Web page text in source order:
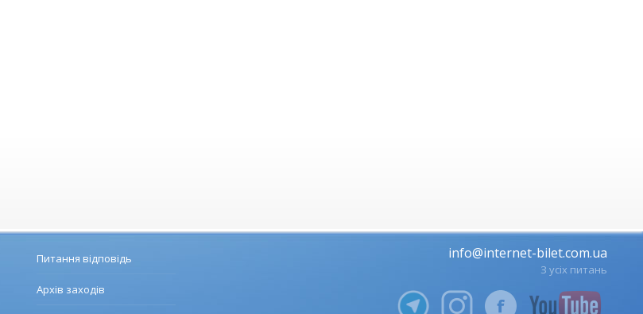
Питання відповідь
Архів заходів
info@internet-bilet.com.ua
З усіх питань